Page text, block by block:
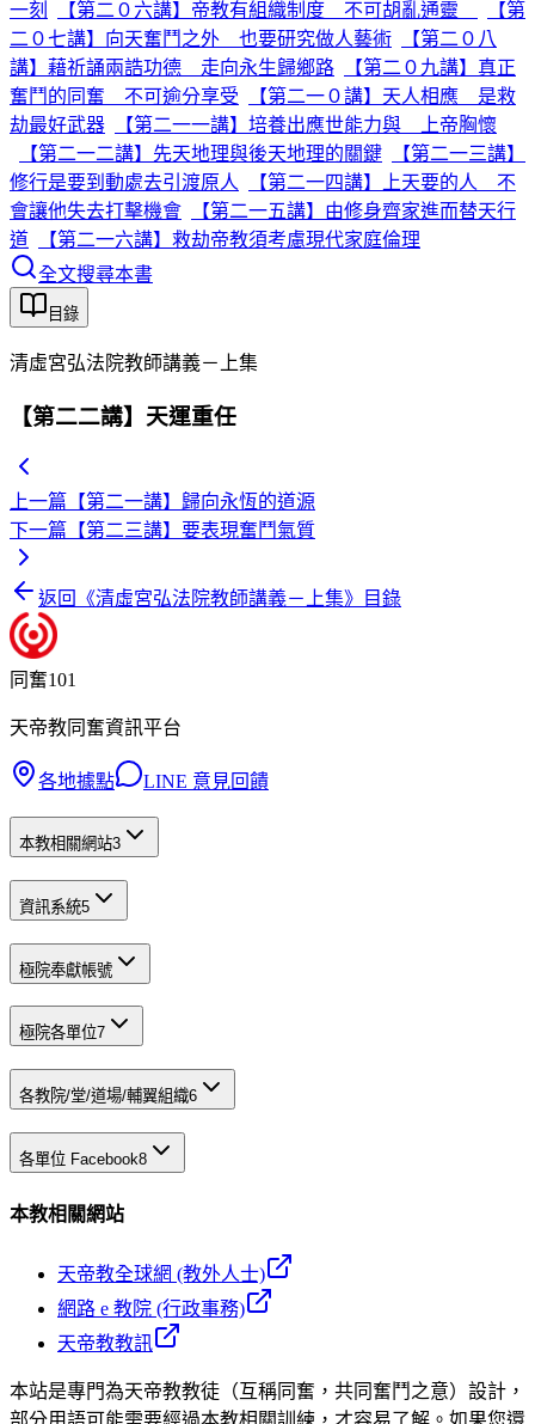
一刻
【第二０六講】帝教有組織制度 不可胡亂通靈
【第
二０七講】向天奮鬥之外 也要研究做人藝術
【第二０八
講】藉祈誦兩誥功德 走向永生歸鄉路
【第二０九講】真正
奮鬥的同奮 不可逾分享受
【第二一０講】天人相應 是救
劫最好武器
【第二一一講】培養出應世能力與 上帝胸懷
【第二一二講】先天地理與後天地理的關鍵
【第二一三講】
修行是要到動處去引渡原人
【第二一四講】上天要的人 不
會讓他失去打擊機會
【第二一五講】由修身齊家進而替天行
道
【第二一六講】救劫帝教須考慮現代家庭倫理
全文搜尋本書
目錄
清虛宮弘法院教師講義－上集
【第二二講】天運重任
上一篇 【第二一講】歸向永恆的道源
下一篇 【第二三講】要表現奮鬥氣質
返回《清虛宮弘法院教師講義－上集》目錄
同奮101
天帝教同奮資訊平台
各地據點 LINE 意見回饋
本教相關網站3
資訊系統5
極院奉獻帳號
極院各單位7
各教院/堂/道場/輔翼組織6
各單位 Facebook8
本教相關網站
天帝教全球網 (教外人士)
網路 e 教院 (行政事務)
天帝教教訊
本站是專門為天帝教教徒（互稱同奮，共同奮鬥之意）設計，